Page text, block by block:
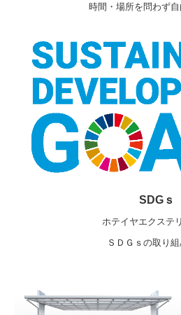
時間・場所を問わず自
SDGｓ
ホテイヤエクステ
ＳＤＧｓの取り